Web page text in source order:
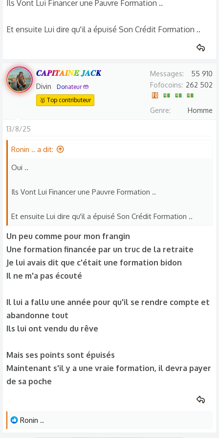
Ils Vont Lui Financer une Pauvre Formation ..
Et ensuite Lui dire qu'il a épuisé Son Crédit Formation ..
𝑪𝑨𝑷𝑰𝑻𝑨𝑰𝑵𝑬 𝑱𝑨𝑪𝑲
Divin
Donateur 🤲
🥇 Top contributeur
Messages
55 910
Fofocoins
262 502
Genre Homme
13/8/25
Ronin .. a dit:
Oui ..
Ils Vont Lui Financer une Pauvre Formation ..
Et ensuite Lui dire qu'il a épuisé Son Crédit Formation ..
Un peu comme pour mon frangin
Une formation financée par un truc de la retraite
Je lui avais dit que c'était une formation bidon
Il ne m'a pas écouté
Il lui a fallu une année pour qu'il se rendre compte et
abandonne tout
Ils lui ont vendu du rêve
Mais ses points sont épuisés
Maintenant s'il y a une vraie formation, il devra payer
de sa poche
L
Ronin ..